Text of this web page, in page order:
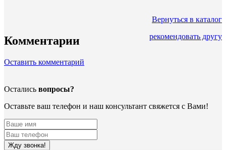
Вернуться в каталог
рекомендовать другу
Комментарии
Оставить комментарий
Остались вопросы?
Оставьте ваш телефон и наш консультант свяжется с Вами!
Жду звонка!